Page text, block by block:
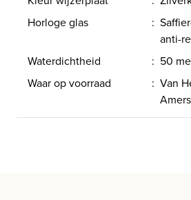
Horloge glas
:
anti-
Waterdichtheid
: 50
Waar op voorraad
: Van